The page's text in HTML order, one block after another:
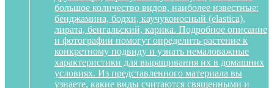
большое количество видов, наиболее известные:
бенджамина, бодхи, каучуконосный (elastica),
лирата, бенгальский, карика. Подробное описание
и фотографии помогут определить растение к
конкретному подвиду и узнать немаловажные
характеристики для выращивания их в домашних
условиях. Из представленного материала вы
узнаете, какие виды считаются священными и